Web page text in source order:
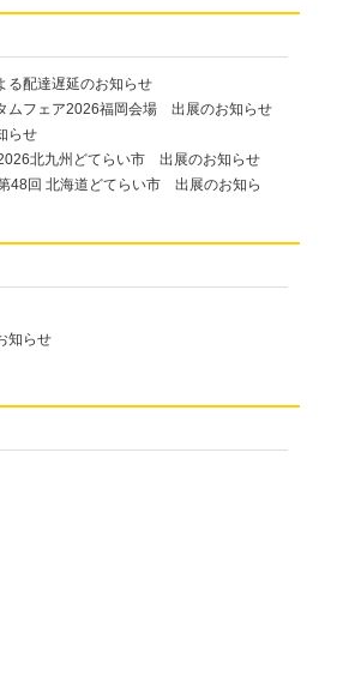
る配達遅延のお知らせ
フェア2026福岡会場 出展のお知らせ
らせ
北九州どてらい市 出展のお知らせ
48回 北海道どてらい市 出展のお知ら
知らせ